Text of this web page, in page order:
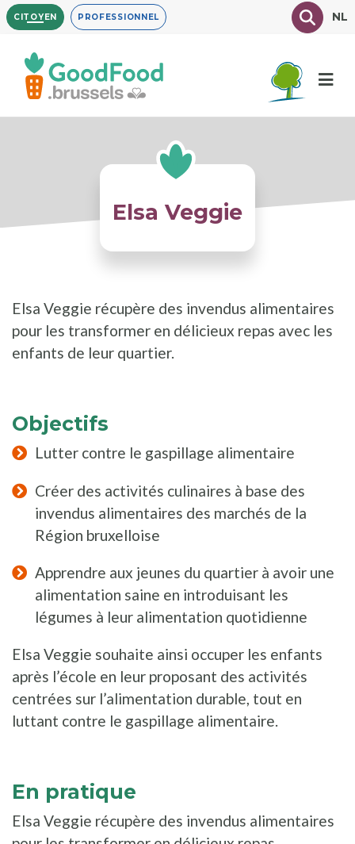
Aller
au
contenu
principal
CITOYEN PROFESSIONNEL TexteNL
Elsa Veggie
Elsa Veggie récupère des invendus alimentaires
pour les transformer en délicieux repas avec les
enfants de leur quartier.
Objectifs
Lutter contre le gaspillage alimentaire
Créer des activités culinaires à base des
invendus alimentaires des marchés de la
Région bruxelloise
Apprendre aux jeunes du quartier à avoir une
alimentation saine en introduisant les
légumes à leur alimentation quotidienne
Elsa Veggie souhaite ainsi occuper les enfants
après l’école en leur proposant des activités
centrées sur l’alimentation durable, tout en
luttant contre le gaspillage alimentaire.
En pratique
Elsa Veggie récupère des invendus alimentaires